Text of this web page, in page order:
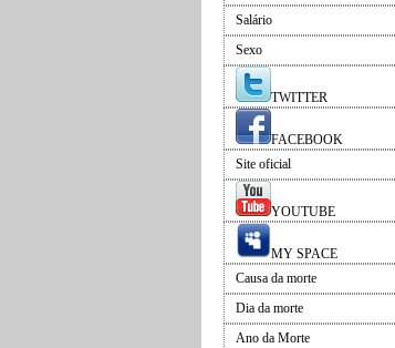
Salário
Sexo
TWITTER
FACEBOOK
Site oficial
YOUTUBE
MY SPACE
Causa da morte
Dia da morte
Ano da Morte